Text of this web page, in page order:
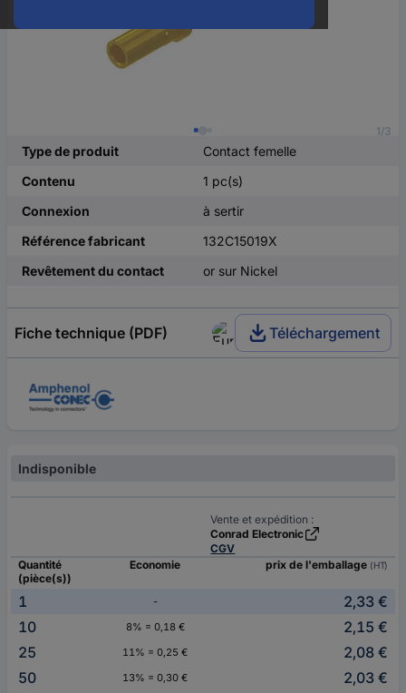
1/3
Type de produit
Contact femelle
Contenu
1 pc(s)
Connexion
à sertir
Référence fabricant
132C15019X
Revêtement du contact
or sur Nickel
Fiche technique (PDF) Téléchargement
Indisponible
Vente et expédition :
Conrad Electronic
CGV
Quantité
(pièce(s))
Economie prix de l'emballage (HT)
1 -
2,33 €
10
8% = 0,18 €
2,15 €
25
11% = 0,25 €
2,08 €
50
13% = 0,30 €
2,03 €